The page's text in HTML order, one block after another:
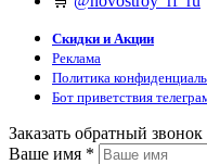
Скидки и Акции
Реклама
Политика
Бот приветствия
Заказать обратный звонок
Ваше имя *